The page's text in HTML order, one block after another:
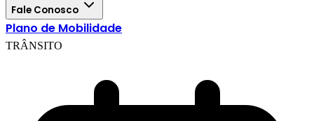
Fale Conosco
Plano de Mobilidade
TRÂNSITO